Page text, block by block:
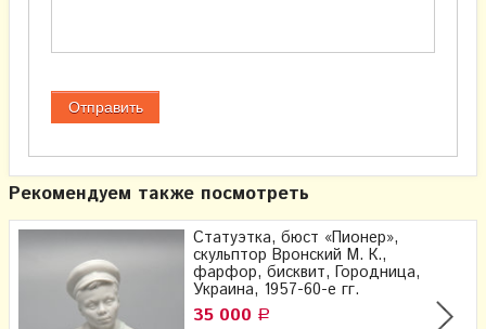
Рекомендуем также посмотреть
Статуэтка, бюст «Пионер»,
скульптор Вронский М. К.,
фарфор, бисквит, Городница,
Украина, 1957-60-е гг.
35 000 Р